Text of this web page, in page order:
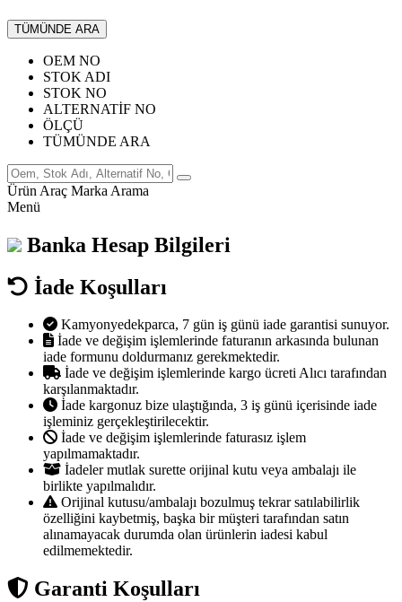
TÜMÜNDE ARA
OEM NO
STOK ADI
STOK NO
ALTERNATİF NO
ÖLÇÜ
TÜMÜNDE ARA
Ürün Araç Marka Arama
Menü
Banka Hesap Bilgileri
İade Koşulları
Kamyonyedekparca, 7 gün iş günü iade garantisi sunuyor.
İade ve değişim işlemlerinde faturanın arkasında bulunan
iade formunu doldurmanız gerekmektedir.
İade ve değişim işlemlerinde kargo ücreti Alıcı tarafından
karşılanmaktadır.
İade kargonuz bize ulaştığında, 3 iş günü içerisinde iade
işleminiz gerçekleştirilecektir.
İade ve değişim işlemlerinde faturasız işlem
yapılmamaktadır.
İadeler mutlak surette orijinal kutu veya ambalajı ile
birlikte yapılmalıdır.
Orijinal kutusu/ambalajı bozulmuş tekrar satılabilirlik
özelliğini kaybetmiş, başka bir müşteri tarafından satın
alınamayacak durumda olan ürünlerin iadesi kabul
edilmemektedir.
Garanti Koşulları